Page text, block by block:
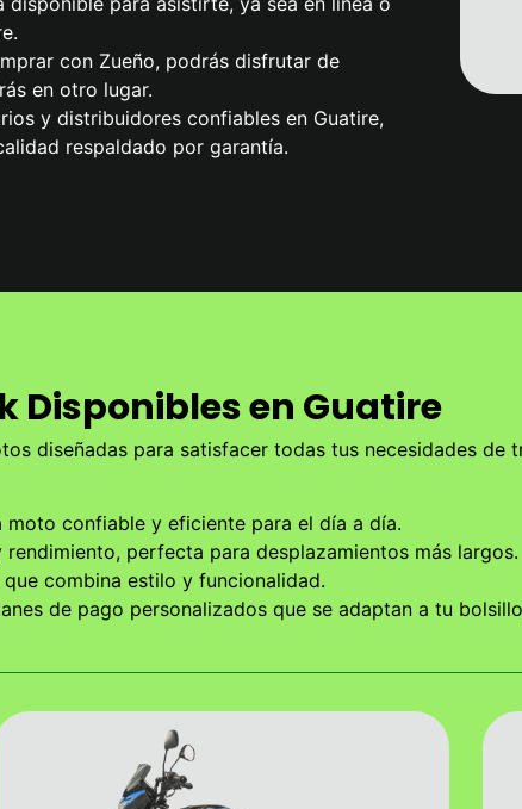
con Zueño, podrás disfrutar de
en otro lugar.
y distribuidores confiables en Guatire,
respaldado por garantía.
Disponibles en Guatire
diseñadas para satisfacer todas tus necesidades de
moto confiable y eficiente para el día a día.
perfecta para desplazamientos más largos.
combina estilo y funcionalidad.
de pago personalizados que se adaptan a tu